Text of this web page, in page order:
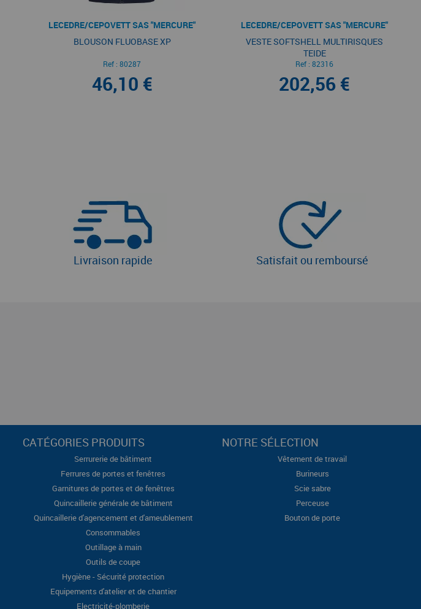
LECEDRE/CEPOVETT SAS "MERCURE"
BLOUSON FLUOBASE XP
Ref : 80287
46,10 €
LECEDRE/CEPOVETT SAS "MERCURE"
VESTE SOFTSHELL MULTIRISQUES
TEIDE
Ref : 82316
202,56 €
Livraison rapide Satisfait ou remboursé
CATÉGORIES PRODUITS
Serrurerie de bâtiment
Ferrures de portes et fenêtres
Garnitures de portes et de fenêtres
Quincaillerie générale de bâtiment
Quincaillerie d'agencement et d'ameublement
Consommables
Outillage à main
Outils de coupe
Hygiène - Sécurité protection
Equipements d'atelier et de chantier
Electricité-plomberie
NOTRE SÉLECTION
Vêtement de travail
Burineurs
Scie sabre
Perceuse
Bouton de porte